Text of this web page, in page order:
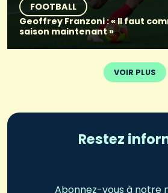
FOOTBALL
Geoffrey Franzoni : « Il faut
saison maintenant »
VOIR PLUS
Restez
Abonnez-vous à notre